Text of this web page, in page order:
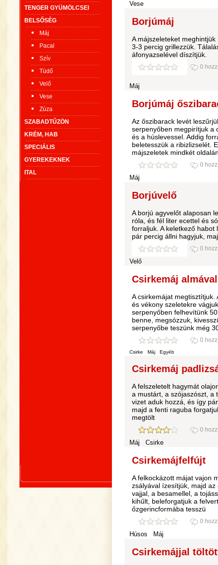
TENGER GYÜMÖLCSEI
BELSŐSÉG
Máj
Pacal
Szív
Tüdő
Velő
Vese
Zúza
SZABADTŰZÖN
KRÉM, HAB
SPECIÁLIS
GYEREKEKNEK
ITAL
Vese
Borjúmáj
A májszeleteket
3-3 percig grillezzük.
áfonyazselével díszítjük.
0
Máj
Borjúmáj
Az őszibarack levét
serpenyőben megpirítjuk a
és a húslevessel. Addig
beletesszük a ribizlizselét.
májszeletek mindkét
0
Máj
Borjúvelő
A borjú agyvelőt alaposan
róla, és fél liter ecettel és
forraljuk. A keletkező
pár percig állni hagyjuk,
0
Velő
Csirkemáj almával
A csirkemájat
és vékony szeletekre
serpenyőben felhevítünk
benne, megsózzuk,
serpenyőbe teszünk még
0
Csirke Máj Egyéb
Csirkemáj
A felszeletelt hagymát
a mustárt, a szójaszószt, a
vizet aduk hozzá, és így
majd a fenti raguba
megtölt
0
Máj
Csirke
Csirkemájfelfújt
A felkockázott májat vajon
zsályával ízesítjük, majd
vajjal, a besamellel, a
kihűlt, beleforgatjuk a
őzgerincformába tesszü
0
Húsos
Máj
Csirkemájjal